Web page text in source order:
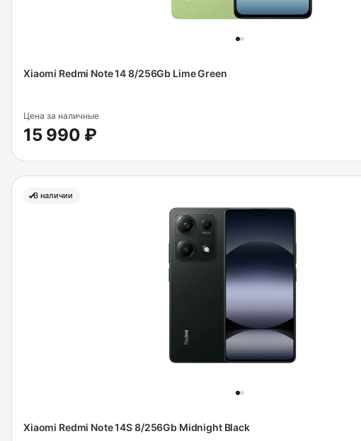
Xiaomi Redmi Note 14 8/256Gb Lime Green
Цена за наличные
15 990 ₽
В наличии
Xiaomi Redmi Note 14S 8/256Gb Midnight Black